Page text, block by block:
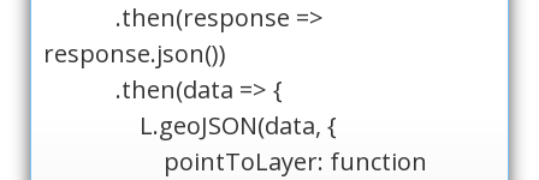
.then(response =>
response.json())
.then(data => {
L.geoJSON(data, {
pointToLayer: function